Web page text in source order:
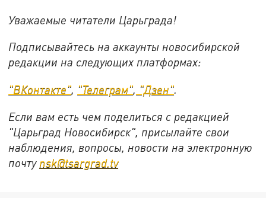
Уважаемые читатели Царьграда!
Подписывайтесь на аккаунты новосибирской
редакции на следующих платформах:
"ВКонтакте", "Телеграм", "Дзен".
Если вам есть чем поделиться с редакцией
"Царьград Новосибирск", присылайте свои
наблюдения, вопросы, новости на электронную
почту nsk@tsargrad.tv